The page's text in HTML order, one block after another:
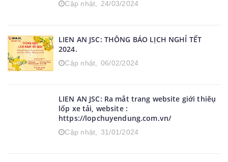
Cập nhật, 24/03/2024
LIEN AN JSC: THÔNG BÁO LỊCH NGHỈ TẾT
2024.
Cập nhật, 06/02/2024
LIEN AN JSC: Ra mẳt trang website giới thiêụ
lốp xe tải, website :
https://lopchuyendung.com.vn/
Cập nhật, 31/01/2024